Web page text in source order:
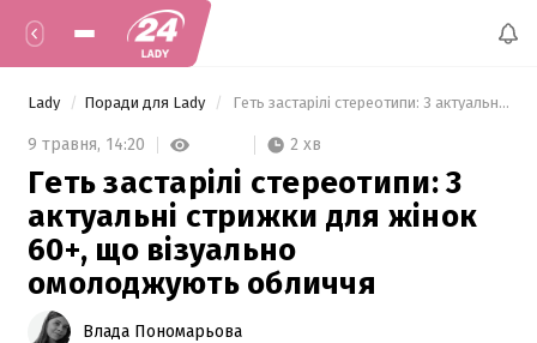
Lady Поради для Lady Геть застарілі стереотипи: 3 актуальні стрижки для жінок 60+, що візуально омолоджують обличчя
9 травня, 14:20 2 хв
Геть застарілі стереотипи: 3
актуальні стрижки для жінок
60+, що візуально
омолоджують обличчя
Влада Пономарьова